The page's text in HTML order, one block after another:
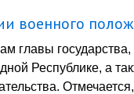
военного
главы
Республике, а